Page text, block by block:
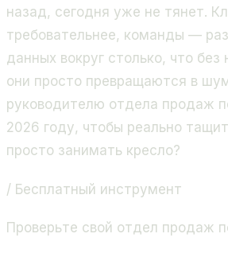
назад, сегодня уже не тянет.
требовательнее, команды —
данных вокруг столько, что
они просто превращаются в
руководителю отдела продаж
2026 году, чтобы реально
просто занимать кресло?
/ Бесплатный инструмент
Проверьте свой отдел продаж